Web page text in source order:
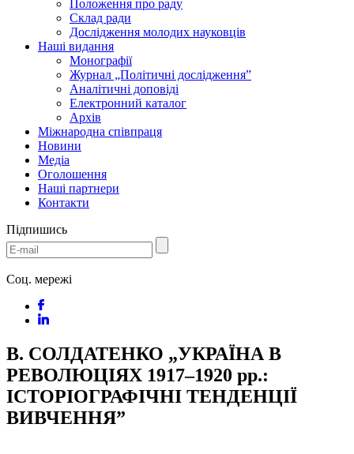
Положення про раду
Склад ради
Дослідження молодих науковців
Наші видання
Монографії
Журнал „Політичні дослідження”
Аналітичні доповіді
Електронний каталог
Архів
Міжнародна співпраця
Новини
Медіa
Оголошення
Наші партнери
Контакти
Підпишись
Соц. мережі
В. СОЛДАТЕНКО „УКРАЇНА В
РЕВОЛЮЦІЯХ 1917–1920 рр.:
ІСТОРІОГРАФІЧНІ ТЕНДЕНЦІЇ
ВИВЧЕННЯ”